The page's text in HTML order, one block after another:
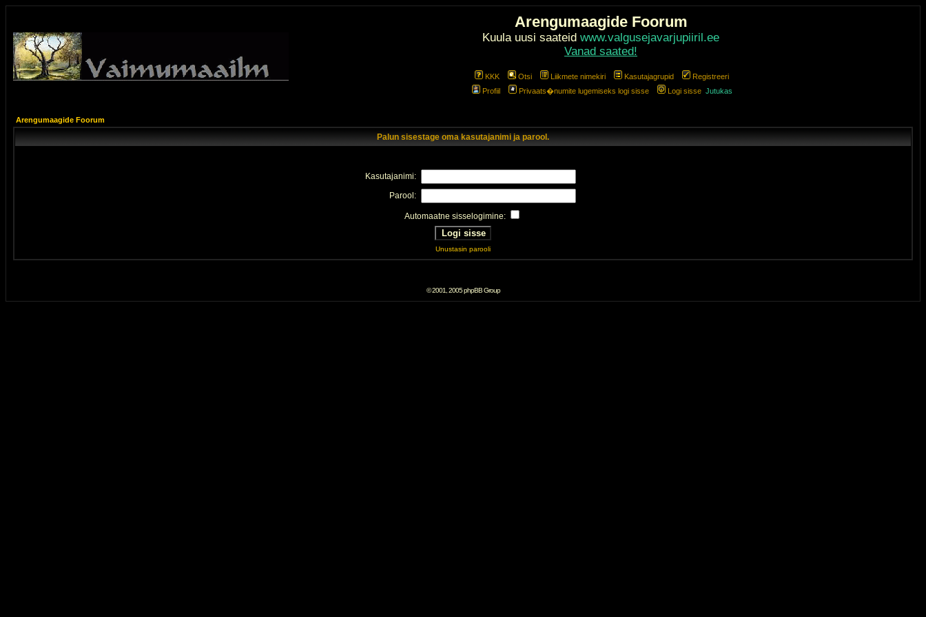
Arengumaagide Foorum
Kuula uusi saateid www.valgusejavarjupiiril.ee
Vanad saated!
KKK Otsi Liikmete nimekiri Kasutajagrupid
Registreeri
Profiil
Privaats�numite lugemiseks logi sisse Logi sisse Jutukas
Arengumaagide Foorum
Palun sisestage oma kasutajanimi ja parool.
Kasutajanimi:
Parool:
Automaatne sisselogimine:
Unustasin parooli
© 2001, 2005 phpBB Group